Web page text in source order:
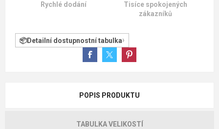
Rychlé dodání
Tisíce spokojených
zákazníků
Detailní dostupnostní tabulka
POPIS PRODUKTU
TABULKA VELIKOSTÍ